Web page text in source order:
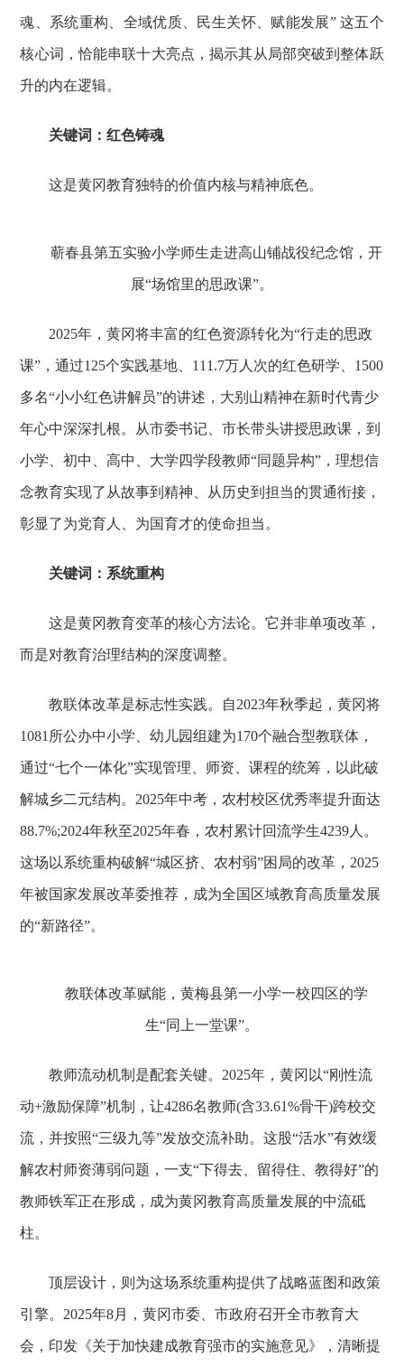
魂、系统重构、全域优质、民生关怀、赋能发展” 这五个
核心词，恰能串联十大亮点，揭示其从局部突破到整体跃
升的内在逻辑。
关键词：红色铸魂
这是黄冈教育独特的价值内核与精神底色。
蕲春县第五实验小学师生走进高山铺战役纪念馆，开
展“场馆里的思政课”。
2025年，黄冈将丰富的红色资源转化为“行走的思政
课”，通过125个实践基地、111.7万人次的红色研学、1500
多名“小小红色讲解员”的讲述，大别山精神在新时代青少
年心中深深扎根。从市委书记、市长带头讲授思政课，到
小学、初中、高中、大学四学段教师“同题异构”，理想信
念教育实现了从故事到精神、从历史到担当的贯通衔接，
彰显了为党育人、为国育才的使命担当。
关键词：系统重构
这是黄冈教育变革的核心方法论。它并非单项改革，
而是对教育治理结构的深度调整。
教联体改革是标志性实践。自2023年秋季起，黄冈将
1081所公办中小学、幼儿园组建为170个融合型教联体，
通过“七个一体化”实现管理、师资、课程的统筹，以此破
解城乡二元结构。2025年中考，农村校区优秀率提升面达
88.7%;2024年秋至2025年春，农村累计回流学生4239人。
这场以系统重构破解“城区挤、农村弱”困局的改革，2025
年被国家发展改革委推荐，成为全国区域教育高质量发展
的“新路径”。
教联体改革赋能，黄梅县第一小学一校四区的学
生“同上一堂课”。
教师流动机制是配套关键。2025年，黄冈以“刚性流
动+激励保障”机制，让4286名教师(含33.61%骨干)跨校交
流，并按照“三级九等”发放交流补助。这股“活水”有效缓
解农村师资薄弱问题，一支“下得去、留得住、教得好”的
教师铁军正在形成，成为黄冈教育高质量发展的中流砥
柱。
顶层设计，则为这场系统重构提供了战略蓝图和政策
引擎。2025年8月，黄冈市委、市政府召开全市教育大
会，印发《关于加快建成教育强市的实施意见》，清晰提